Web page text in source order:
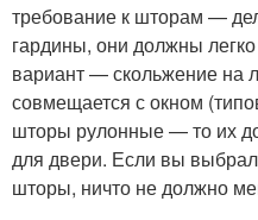
требование к шторам —
гардины, они должны
вариант — скольжение на
совмещается с окном
шторы рулонные — то их
для двери. Если вы
шторы, ничто не должно